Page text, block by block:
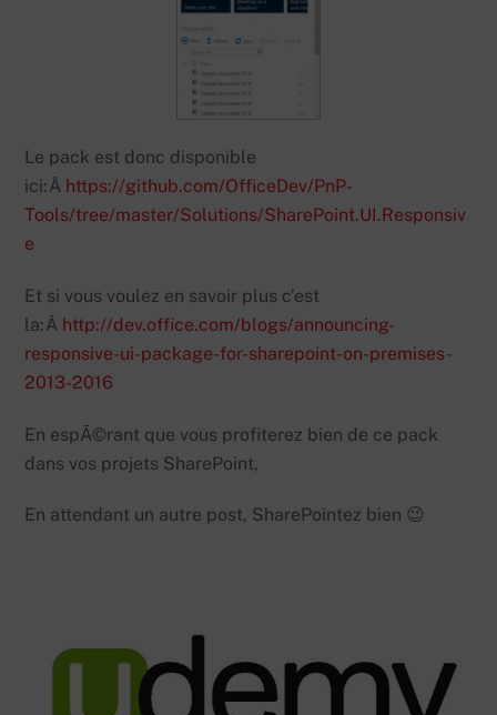
Le pack est donc disponible
ici:Â https://github.com/OfficeDev/PnP-
Tools/tree/master/Solutions/SharePoint.UI.Responsiv
e
Et si vous voulez en savoir plus c’est
la:Â http://dev.office.com/blogs/announcing-
responsive-ui-package-for-sharepoint-on-premises-
2013-2016
En espÃ©rant que vous profiterez bien de ce pack
dans vos projets SharePoint,
En attendant un autre post, SharePointez bien 😉